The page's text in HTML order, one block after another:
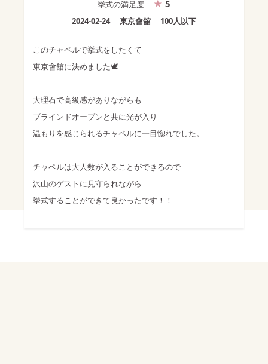
挙式の満足度 5
2024-02-24 東京會舘 100人以下
このチャペルで挙式をしたくて
東京會舘に決めました🕊️
大理石で高級感がありながらも
ブラインドオープンと共に光が入り
温もりを感じられるチャペルに一目惚れでした。
チャペルは大人数が入ることができるので
沢山のゲストに見守られながら
挙式することができて良かったです！！